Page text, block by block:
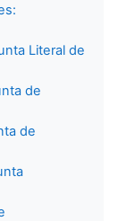
Literal de
de
de